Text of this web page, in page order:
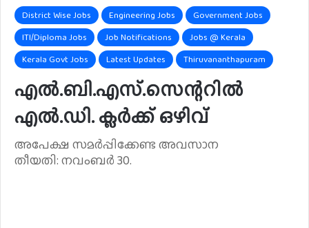
District Wise Jobs Engineering Jobs
Government Jobs
ITI/Diploma Jobs
Job Notifications
Jobs @ Kerala
Kerala Govt Jobs
Latest Updates Thiruvananthapuram
എൽ.ബി.എസ്.സെന്ററിൽ
എൽ.ഡി. ക്ലർക്ക് ഒഴിവ്
അപേക്ഷ സമർപ്പിക്കേണ്ട അവസാന
തീയതി: നവംബർ 30.